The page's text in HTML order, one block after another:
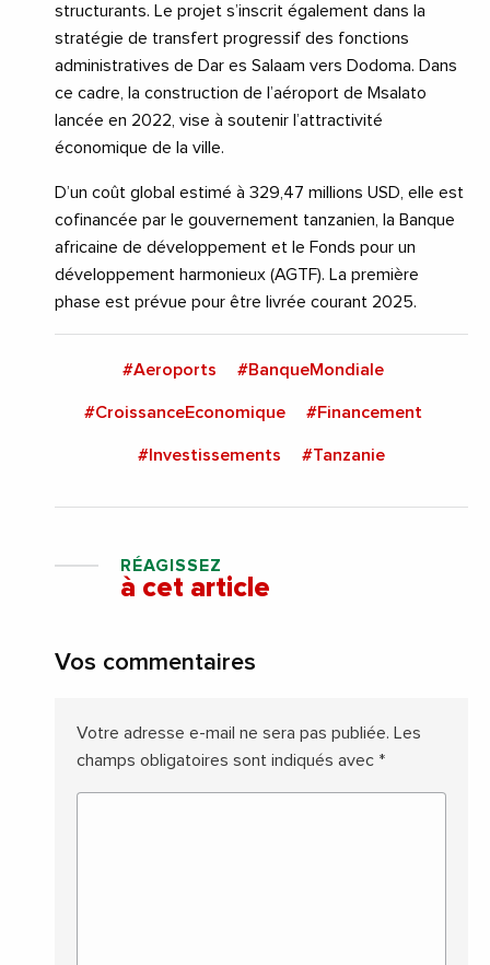
structurants. Le projet s’inscrit également dans la
stratégie de transfert progressif des fonctions
administratives de Dar es Salaam vers Dodoma. Dans
ce cadre, la construction de l’aéroport de Msalato
lancée en 2022, vise à soutenir l’attractivité
économique de la ville.
D’un coût global estimé à 329,47 millions USD, elle est
cofinancée par le gouvernement tanzanien, la Banque
africaine de développement et le Fonds pour un
développement harmonieux (AGTF). La première
phase est prévue pour être livrée courant 2025.
#Aeroports #BanqueMondiale
#CroissanceEconomique #Financement
#Investissements #Tanzanie
RÉAGISSEZ
à cet article
Vos commentaires
Votre adresse e-mail ne sera pas publiée. Les
champs obligatoires sont indiqués avec *